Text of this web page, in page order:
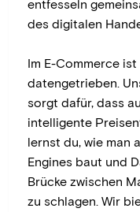
entfesseln
des digitalen
Im E-Commerce
datengetrieben.
sorgt dafür, dass
intelligente
lernst du, wie man
Engines baut und
Brücke zwischen
zu schlagen. Wir